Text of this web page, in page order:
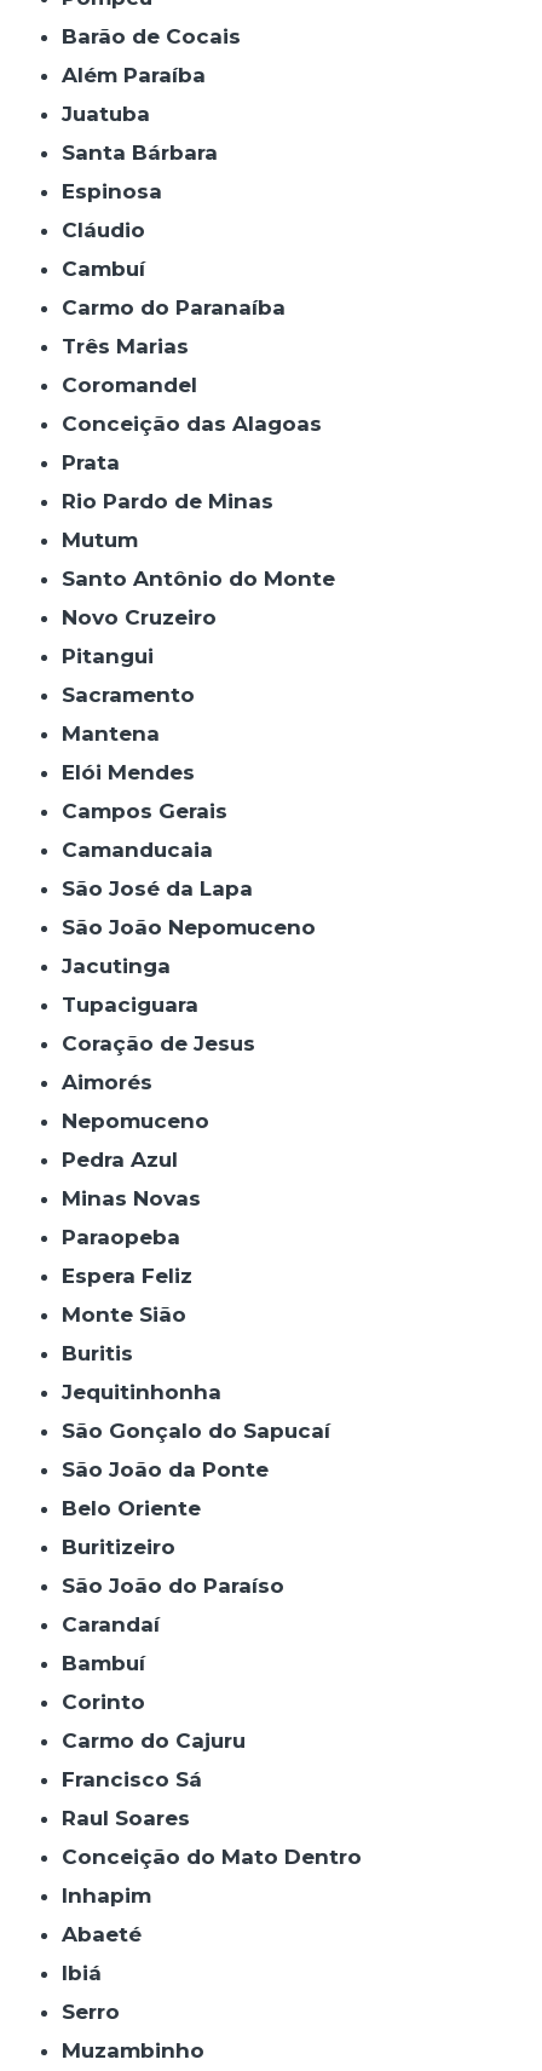
Barão de Cocais
Além Paraíba
Juatuba
Santa Bárbara
Espinosa
Cláudio
Cambuí
Carmo do Paranaíba
Três Marias
Coromandel
Conceição das Alagoas
Prata
Rio Pardo de Minas
Mutum
Santo Antônio do Monte
Novo Cruzeiro
Pitangui
Sacramento
Mantena
Elói Mendes
Campos Gerais
Camanducaia
São José da Lapa
São João Nepomuceno
Jacutinga
Tupaciguara
Coração de Jesus
Aimorés
Nepomuceno
Pedra Azul
Minas Novas
Paraopeba
Espera Feliz
Monte Sião
Buritis
Jequitinhonha
São Gonçalo do Sapucaí
São João da Ponte
Belo Oriente
Buritizeiro
São João do Paraíso
Carandaí
Bambuí
Corinto
Carmo do Cajuru
Francisco Sá
Raul Soares
Conceição do Mato Dentro
Inhapim
Abaeté
Ibiá
Serro
Muzambinho